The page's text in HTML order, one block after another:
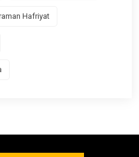
Hafriyat